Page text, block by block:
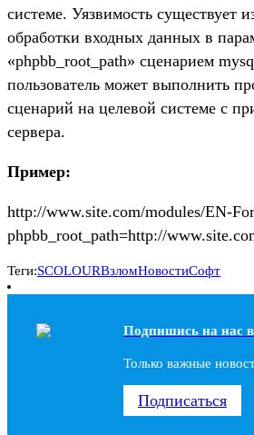
системе. Уязвимость существует
обработки входных данных в
«phpbb_root_path» сценарием
пользователь может выполнить
сценарий на целевой системе с
сервера.
Пример:
http://www.site.com/modules/EN-
phpbb_root_path=http://
Теги:SCOLOURВзломНовостиСофт
Подпишись на наc
Только важные
Подписаться